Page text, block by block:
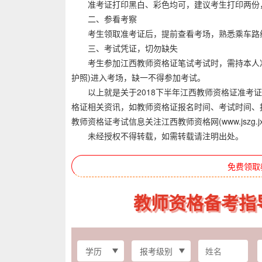
准考证打印黑白、彩色均可，建议考生打印两份
二、参看考察
考生领取准考证后，提前查看考场，熟悉乘车路
三、考试凭证，切勿缺失
考生参加江西教师资格证笔试考试时，需持本人
护照)进入考场，缺一不得参加考试。
以上就是关于2018下半年江西教师资格证准考证
格证相关资讯，如教师资格证报名时间、考试时间
教师资格证考试信息关注江西教师资格网
未经授权不得转载，如需转载请注明出处。
免费领
教师资格备考指